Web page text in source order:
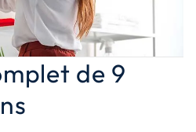
de 9